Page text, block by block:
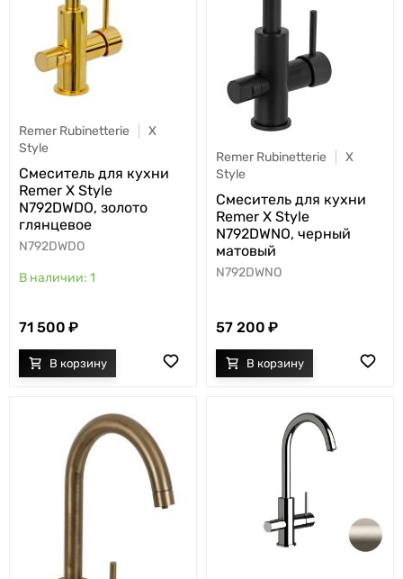
Remer Rubinetterie
X
Style
Cмеситель для кухни
Remer X Style
N792DWDO, золото
глянцевое
N792DWDO
1
71 500
Remer Rubinetterie
X
Style
Cмеситель для кухни
Remer X Style
N792DWNO, черный
матовый
N792DWNO
57 200